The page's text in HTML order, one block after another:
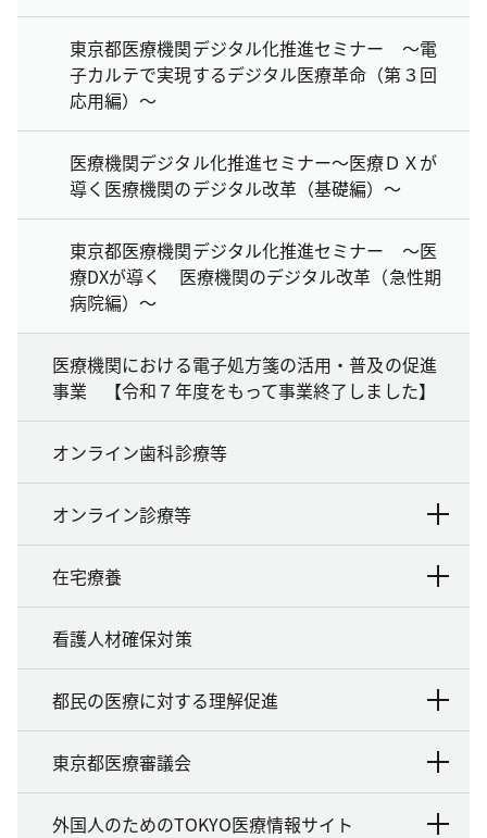
東京都医療機関デジタル化推進セミナー ～電
子カルテで実現するデジタル医療革命（第３回
応用編）～
医療機関デジタル化推進セミナー～医療ＤＸが
導く医療機関のデジタル改革（基礎編）～
東京都医療機関デジタル化推進セミナー ～医
療DXが導く 医療機関のデジタル改革（急性期
病院編）～
医療機関における電子処方箋の活用・普及の促進
事業 【令和７年度をもって事業終了しました】
オンライン歯科診療等
オンライン診療等
在宅療養
看護人材確保対策
都民の医療に対する理解促進
東京都医療審議会
外国人のためのTOKYO医療情報サイト